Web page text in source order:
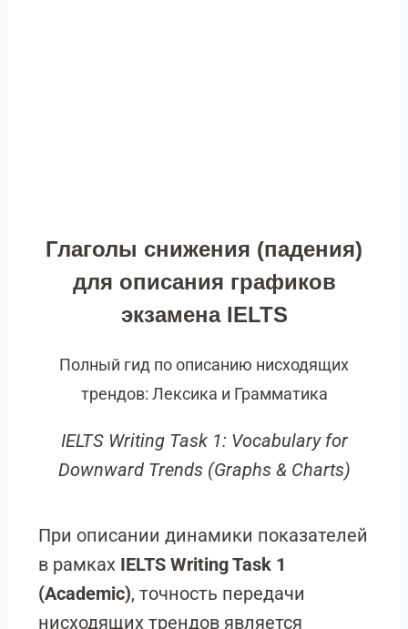
Глаголы снижения (падения)
для описания графиков
экзамена IELTS
Полный гид по описанию нисходящих
трендов: Лексика и Грамматика
IELTS Writing Task 1: Vocabulary for
Downward Trends (Graphs & Charts)
При описании динамики показателей
в рамках IELTS Writing Task 1
(Academic), точность передачи
нисходящих трендов является